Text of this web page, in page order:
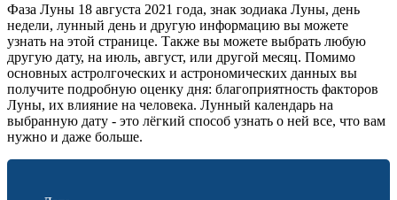
Фаза Луны 18 августа 2021 года, знак зодиака Луны, день
недели, лунный день и другую информацию вы можете
узнать на этой странице. Также вы можете выбрать любую
другую дату, на июль, август, или другой месяц. Помимо
основных астролгоческих и астрономических данных вы
получите подробную оценку дня: благоприятность факторов
Луны, их влияние на человека. Лунный календарь на
выбранную дату - это лёгкий способ узнать о ней все, что вам
нужно и даже больше.